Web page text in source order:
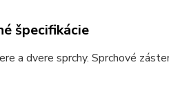
špecifikácie
a dvere sprchy. Sprchové